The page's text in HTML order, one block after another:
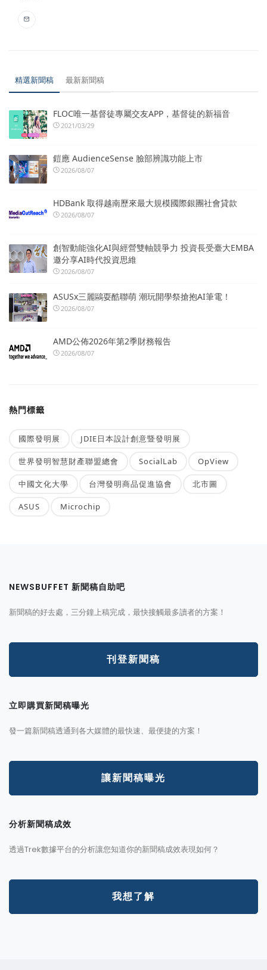
精選新聞稿 最新新聞稿
FLOC唯一基督徒專屬交友APP，基督徒的新福音
2021/03/29
鎧應 AudienceSense 臉部辨識功能上市
2026/08/07
HDBank 取得越南歷來最大規模國際銀團社會貸款
2026/08/07
創智動能強化AI與經營雙軸競爭力 投資長受臺大EMBA
邀分享AI時代投資思維
2026/08/07
ASUSx三麗鷗耍酷聯萌 潮玩開學祭搶抱AI筆電！
2026/08/07
AMD公佈2026年第2季財務報告
2026/08/07
熱門標籤
國際發明展 JDIE日本設計創意暨發明展
世界發明智慧財產聯盟總會 SocialLab OpView
中國文化大學 台灣發明商品促進協會 北市圖
ASUS Microchip
NEWSBUFFET 新聞稿自助吧
新聞稿的好去處，三分鐘上稿完成，最快接觸最多讀者的方案！
刊登新聞稿
立即購買新聞稿曝光
發一篇新聞稿透通到各大媒體的最快速、最便捷的方案！
讓新聞稿曝光
分析新聞稿成效
透過Trek數據平台的分析讓您知道你的新聞稿成效表現如何？
我想了解